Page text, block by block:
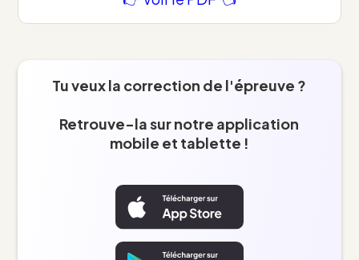
Tu veux la correction de l'épreuve ?
Retrouve-la sur notre application
mobile et tablette !